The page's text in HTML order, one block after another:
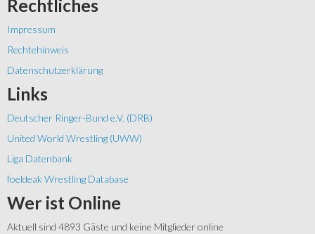
Rechtliches
Impressum
Rechtehinweis
Datenschutzerklärung
Links
Deutscher Ringer-Bund e.V. (DRB)
United World Wrestling (UWW)
Liga Datenbank
foeldeak Wrestling Database
Wer ist Online
Aktuell sind 4893 Gäste und keine Mitglieder online